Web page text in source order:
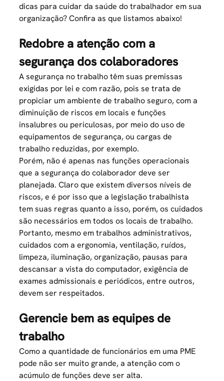
dicas para cuidar da saúde do trabalhador em sua
organização? Confira as que listamos abaixo!
Redobre a atenção com a
segurança dos colaboradores
A segurança no trabalho têm suas premissas
exigidas por lei e com razão, pois se trata de
propiciar um ambiente de trabalho seguro, com a
diminuição de riscos em locais e funções
insalubres ou periculosas, por meio do uso de
equipamentos de segurança, ou cargas de
trabalho reduzidas, por exemplo.
Porém, não é apenas nas funções operacionais
que a segurança do colaborador deve ser
planejada. Claro que existem diversos níveis de
riscos, e é por isso que a legislação trabalhista
tem suas regras quanto a isso, porém, os cuidados
são necessários em todos os locais de trabalho.
Portanto, mesmo em trabalhos administrativos,
cuidados com a ergonomia, ventilação, ruídos,
limpeza, iluminação, organização, pausas para
descansar a vista do computador, exigência de
exames admissionais e periódicos, entre outros,
devem ser respeitados.
Gerencie bem as equipes de
trabalho
Como a quantidade de funcionários em uma PME
pode não ser muito grande, a atenção com o
acúmulo de funções deve ser alta.